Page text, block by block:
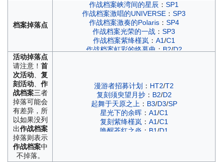
档案掉落点
作战档案峡湾间的星辰 ： SP1
作战档案激唱的UNIVERSE ： SP3
作战档案激奏的Polaris： SP4
作战档案光荣的一战 ： SP3
作战档案紫绛槿岚： A1/C1
作战档案虹彩的终幕曲：B2/D2
作战档案浮樱影华 ：B2/D2
作战档案苍红的回响 ：B1/D1
作战档案墨染 ：A2/C2
作战档案光与影的鸢尾之华：
作战档案红染 ： A1/C1
活动掉落点
请注意！ 首
次活动、 复
刻活动、 作
战档案三者
掉落可能会
有差异，所
以如果没列
出作战档案
掉落则表示
作战档案中
不掉落。
漫游者招募计划 ： HT2/T2
复刻须臾望月抄： B2/D2
起舞于天原之上： B3/D3/SP
星光下的余晖： A1/C1
复刻紫绛槿岚： A1/C1
唤醒苍红之炎 ： B1 /D1